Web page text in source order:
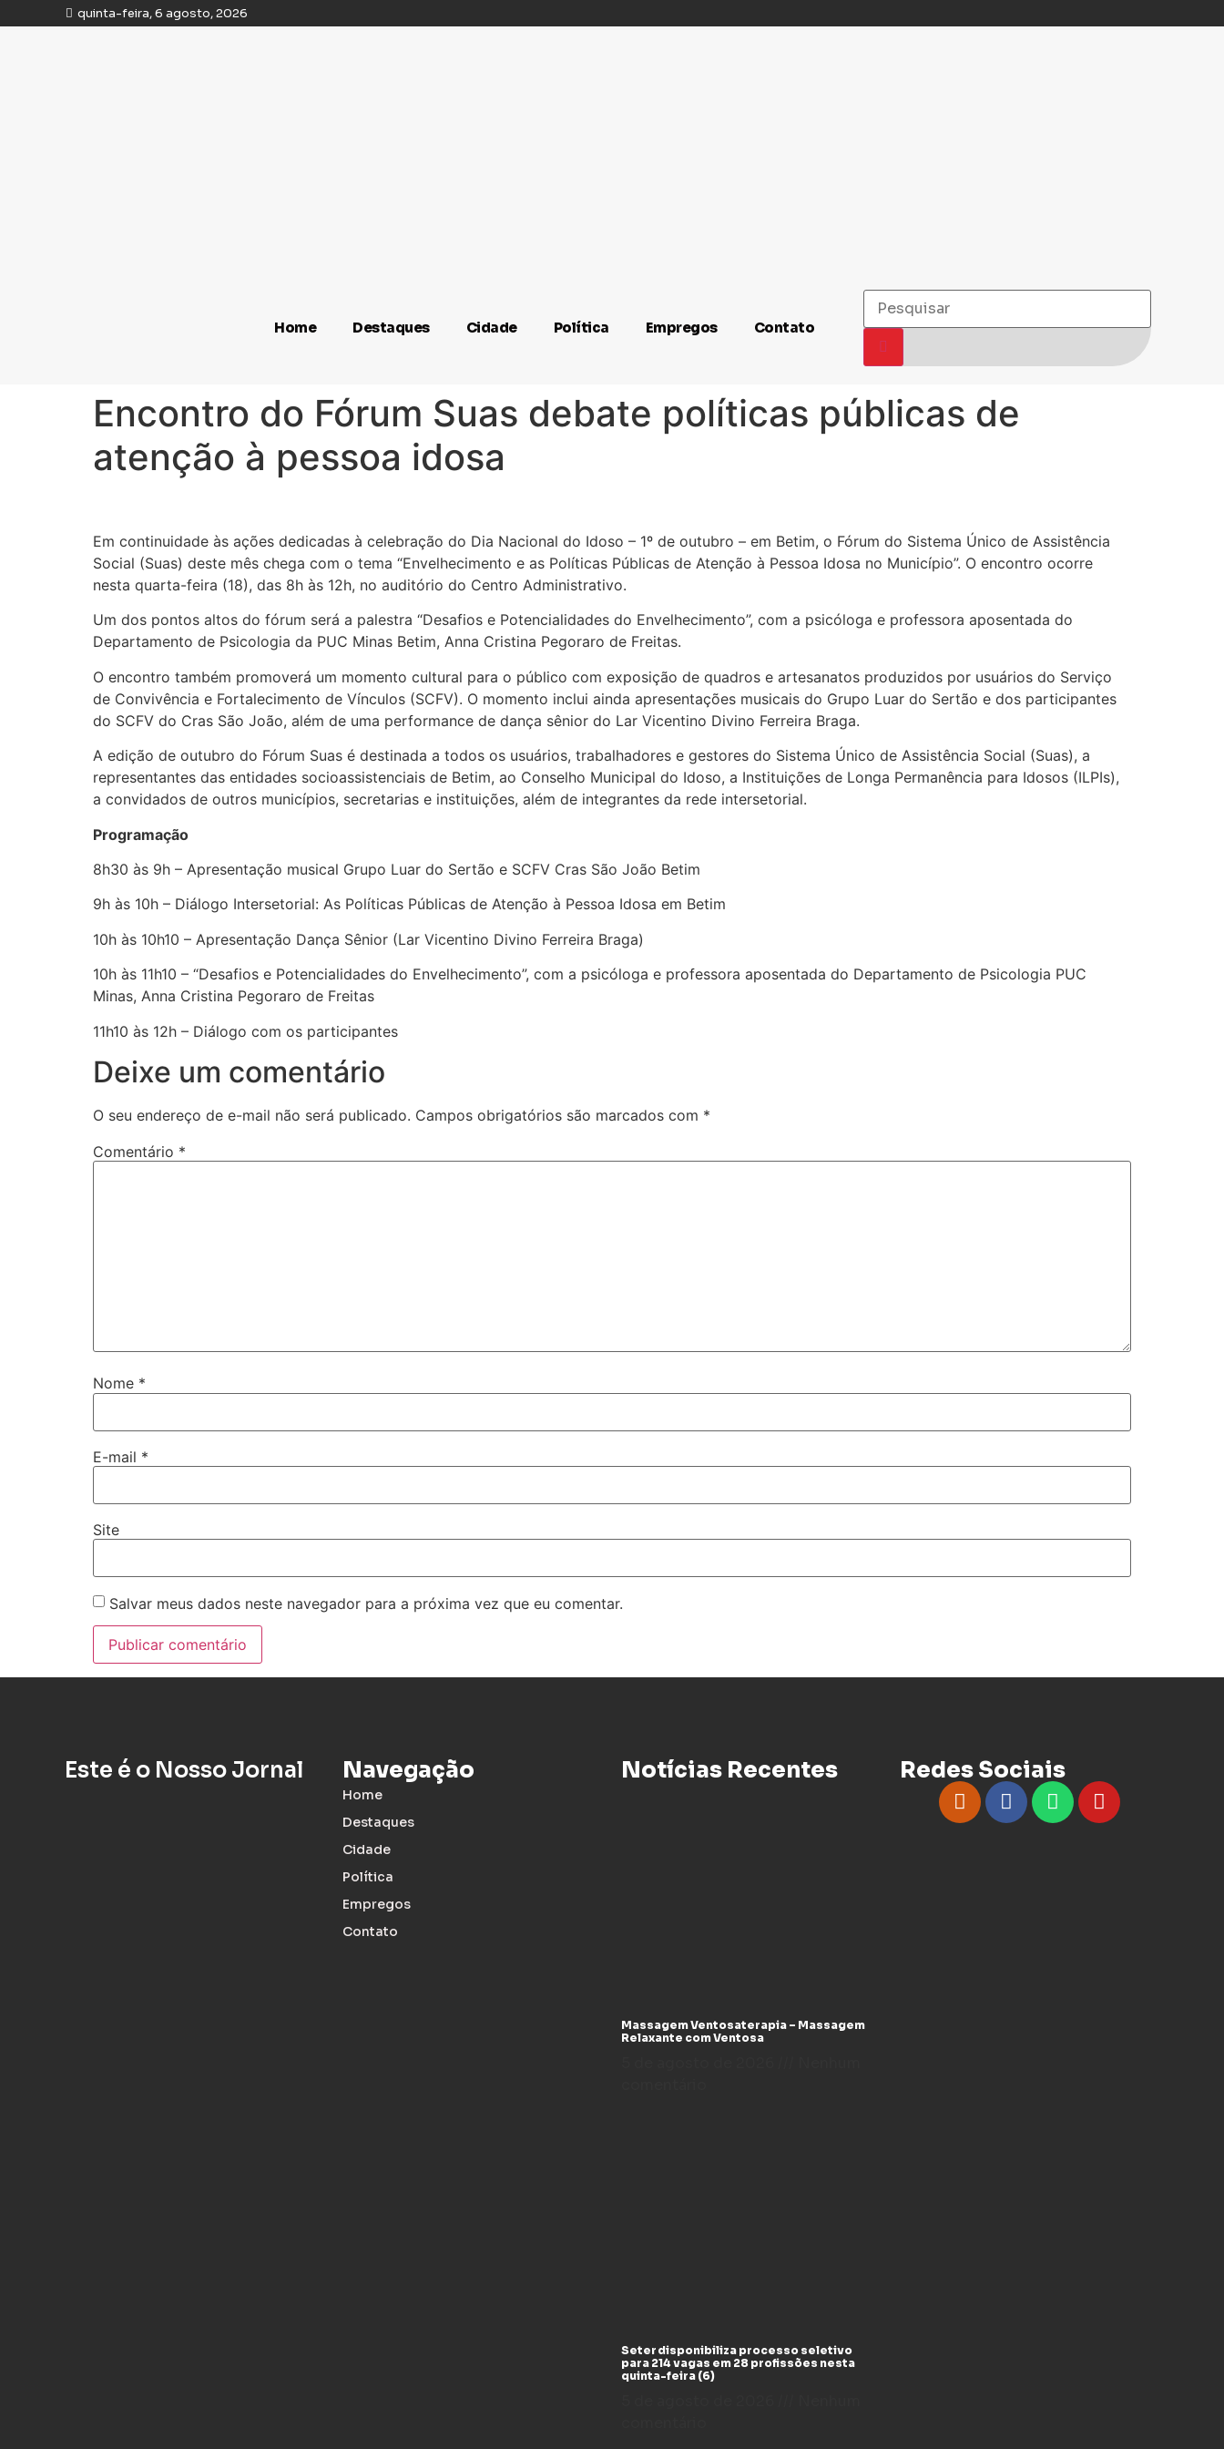
quinta-feira, 6 agosto, 2026
Home Destaques Cidade Política Empregos Contato
Encontro do Fórum Suas debate políticas públicas de
atenção à pessoa idosa
Em continuidade às ações dedicadas à celebração do Dia Nacional do Idoso – 1º de outubro – em Betim, o Fórum do Sistema Único de Assistência
Social (Suas) deste mês chega com o tema “Envelhecimento e as Políticas Públicas de Atenção à Pessoa Idosa no Município”. O encontro ocorre
nesta quarta-feira (18), das 8h às 12h, no auditório do Centro Administrativo.
Um dos pontos altos do fórum será a palestra “Desafios e Potencialidades do Envelhecimento”, com a psicóloga e professora aposentada do
Departamento de Psicologia da PUC Minas Betim, Anna Cristina Pegoraro de Freitas.
O encontro também promoverá um momento cultural para o público com exposição de quadros e artesanatos produzidos por usuários do Serviço
de Convivência e Fortalecimento de Vínculos (SCFV). O momento inclui ainda apresentações musicais do Grupo Luar do Sertão e dos participantes
do SCFV do Cras São João, além de uma performance de dança sênior do Lar Vicentino Divino Ferreira Braga.
A edição de outubro do Fórum Suas é destinada a todos os usuários, trabalhadores e gestores do Sistema Único de Assistência Social (Suas), a
representantes das entidades socioassistenciais de Betim, ao Conselho Municipal do Idoso, a Instituições de Longa Permanência para Idosos (ILPIs),
a convidados de outros municípios, secretarias e instituições, além de integrantes da rede intersetorial.
Programação
8h30 às 9h – Apresentação musical Grupo Luar do Sertão e SCFV Cras São João Betim
9h às 10h – Diálogo Intersetorial: As Políticas Públicas de Atenção à Pessoa Idosa em Betim
10h às 10h10 – Apresentação Dança Sênior (Lar Vicentino Divino Ferreira Braga)
10h às 11h10 – “Desafios e Potencialidades do Envelhecimento”, com a psicóloga e professora aposentada do Departamento de Psicologia PUC
Minas, Anna Cristina Pegoraro de Freitas
11h10 às 12h – Diálogo com os participantes
Deixe um comentário
O seu endereço de e-mail não será publicado. Campos obrigatórios são marcados com *
Comentário *
Nome *
E-mail *
Site
Salvar meus dados neste navegador para a próxima vez que eu comentar.
Este é o Nosso Jornal Navegação
Home
Destaques
Cidade
Política
Empregos
Contato
Notícias Recentes
Massagem Ventosaterapia – Massagem
Relaxante com Ventosa
Seter disponibiliza processo seletivo
para 214 vagas em 28 profissões nesta
quinta-feira (6)
Redes Sociais